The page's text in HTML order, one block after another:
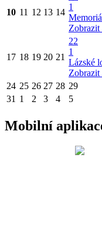
10 11 12 13 14
1
Zobrazit
17 18 19 20 21
22
1
Lázské
Zobrazit
24 25 26 27 28 29
31 1 2 3 4 5
Mobilní